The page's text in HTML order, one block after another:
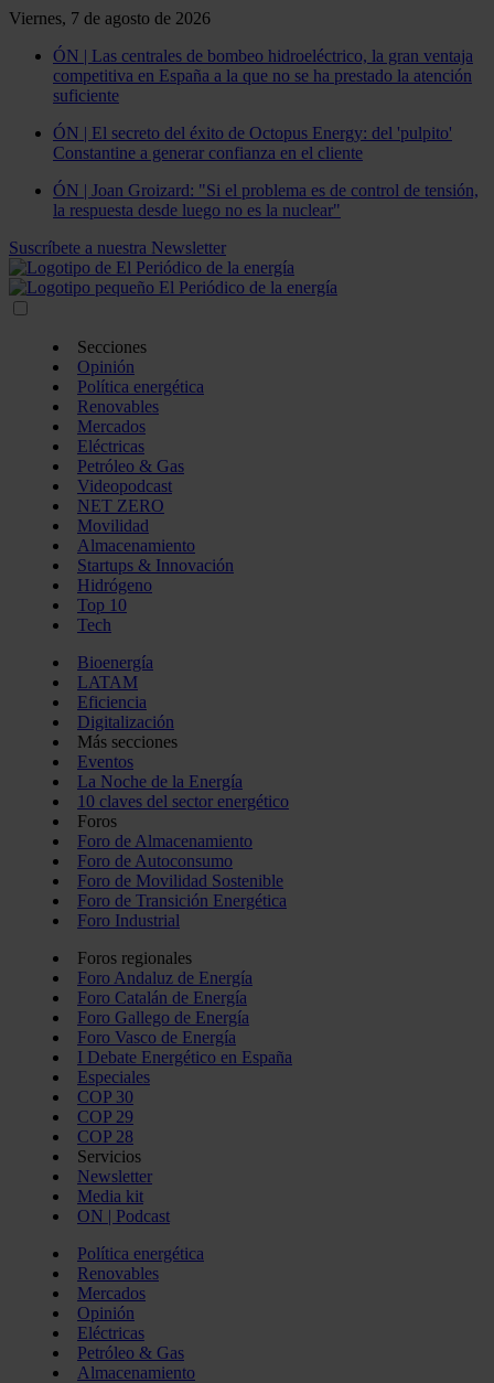
Viernes, 7 de agosto de 2026
ÓN | Las centrales de bombeo hidroeléctrico, la gran ventaja
competitiva en España a la que no se ha prestado la atención
suficiente
ÓN | El secreto del éxito de Octopus Energy: del 'pulpito'
Constantine a generar confianza en el cliente
ÓN | Joan Groizard: "Si el problema es de control de tensión,
la respuesta desde luego no es la nuclear"
Suscríbete a nuestra Newsletter
Secciones
Opinión
Política energética
Renovables
Mercados
Eléctricas
Petróleo & Gas
Videopodcast
NET ZERO
Movilidad
Almacenamiento
Startups & Innovación
Hidrógeno
Top 10
Tech
Bioenergía
LATAM
Eficiencia
Digitalización
Más secciones
Eventos
La Noche de la Energía
10 claves del sector energético
Foros
Foro de Almacenamiento
Foro de Autoconsumo
Foro de Movilidad Sostenible
Foro de Transición Energética
Foro Industrial
Foros regionales
Foro Andaluz de Energía
Foro Catalán de Energía
Foro Gallego de Energía
Foro Vasco de Energía
I Debate Energético en España
Especiales
COP 30
COP 29
COP 28
Servicios
Newsletter
Media kit
ON | Podcast
Política energética
Renovables
Mercados
Opinión
Eléctricas
Petróleo & Gas
Almacenamiento